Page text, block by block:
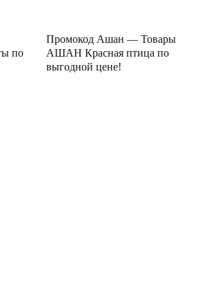
по
Промокод Ашан — Товары
АШАН Красная птица по
выгодной цене!